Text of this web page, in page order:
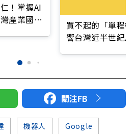
！掌握AI
產業國際
買不起的「單程
響台灣近半世紀
關注FB
機器人 Google